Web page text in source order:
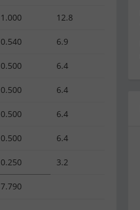
1.000 12.8
0.540 6.9
0.500 6.4
0.500 6.4
0.500 6.4
0.500 6.4
0.250 3.2
7.790